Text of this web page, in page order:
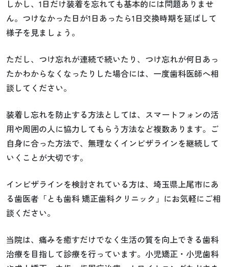
しかし、1日だけ装着を忘れても基本的には問題ありませ
ん。つけなかった日が1日あったら1日交換時期を延ばして
様子を見ましょう。
ただし、つけ忘れが連続で続いたり、つけ忘れが何日あっ
たかわからなくなったりした場合には、一度歯科医師へ相
談してください。
装着し忘れを防止する方法としては、スマートフォンの活
用や周囲の人に協力してもらう方法など複数あります。ご
自身に合った方法で、無理なくインビザラインを継続して
いくことが大切です。
インビザラインを検討されている方は、埼玉県上尾市にあ
る歯医者「とも歯科 矯正歯科クリニック」にお気軽にご相
談ください。
当院は、痛みを癒すだけでなく生活の質を向上できる歯科
治療を目指して診療を行っています。小児矯正・小児歯科